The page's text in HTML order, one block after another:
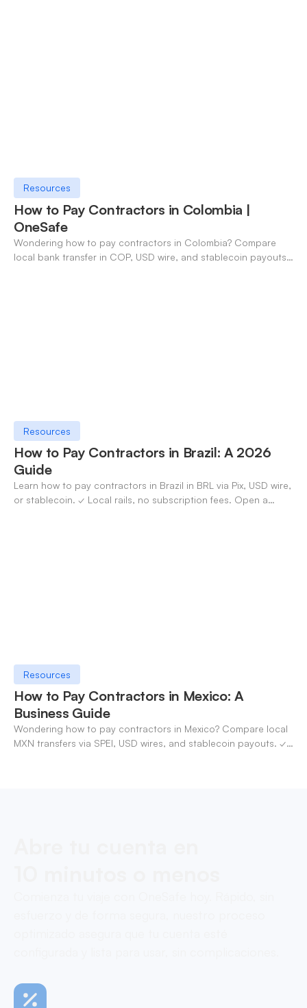
Resources
How to Pay Contractors in Colombia |
OneSafe
Wondering how to pay contractors in Colombia? Compare
local bank transfer in COP, USD wire, and stablecoin payouts.
Resources
How to Pay Contractors in Brazil: A 2026
Guide
Learn how to pay contractors in Brazil in BRL via Pix, USD wire,
or stablecoin. ✓ Local rails, no subscription fees. Open a
Resources
How to Pay Contractors in Mexico: A
Business Guide
Wondering how to pay contractors in Mexico? Compare local
MXN transfers via SPEI, USD wires, and stablecoin payouts. ✓